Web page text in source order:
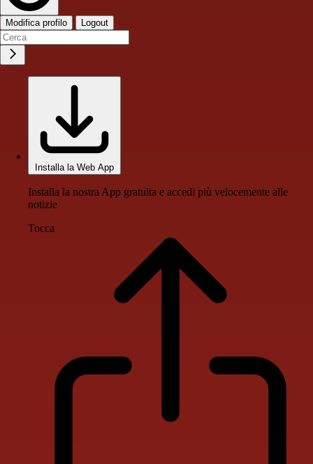
Modifica profilo Logout
Installa la Web App
Installa la nostra App gratuita e accedi più velocemente alle
notizie
Tocca